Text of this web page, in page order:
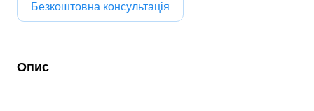
Безкоштовна консультація
Опис